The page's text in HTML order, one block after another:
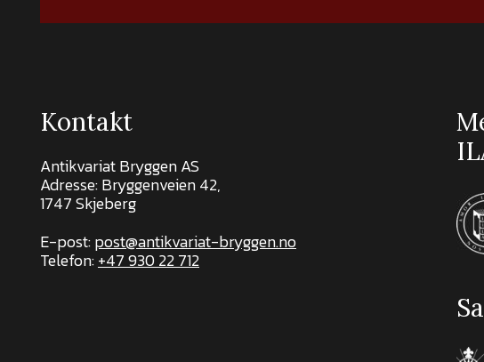
Kontakt
Antikvariat Bryggen AS
Adresse: Bryggenveien 42,
1747 Skjeberg
E-post:post@antikvariat-bryggen.no
Telefon:+47 930 22 712